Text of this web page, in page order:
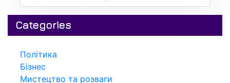
Categories
Політика
Бізнес
Мистецтво та розваги